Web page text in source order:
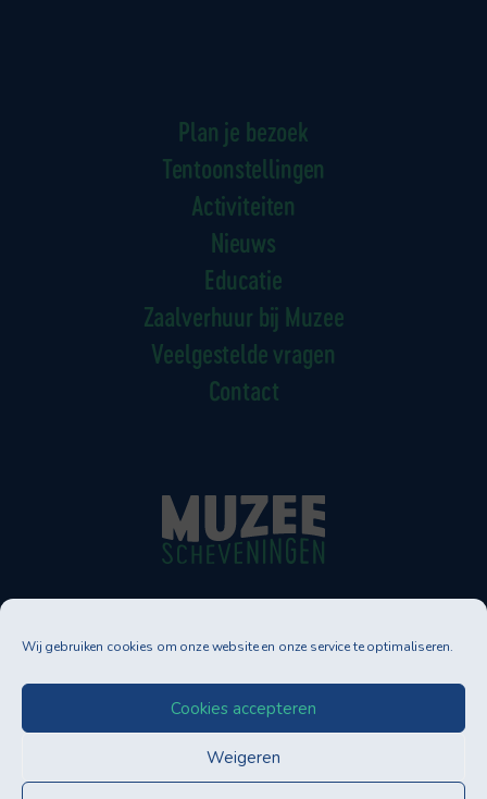
Wij gebruiken cookies om onze website en onze service te optimaliseren.
Cookies accepteren
Weigeren
Neptunusstraat 90-92
Tel. 070-3500830
info@muzee.nl
Plan je bezoek
Tentoonstellingen
Activiteiten
Nieuws
Educatie
Zaalverhuur bij Muzee
Veelgestelde vragen
Contact